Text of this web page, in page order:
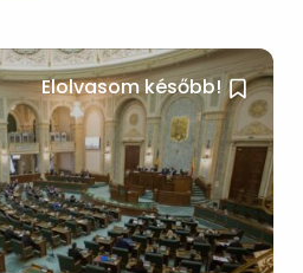
Elolvasom később!